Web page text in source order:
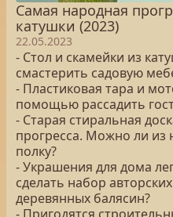
Самая народная
катушки (2023)
22.05.2023
- Стол и скамейки из
смастерить садовую
- Пластиковая тара и
помощью рассадить
- Старая стиральная
прогресса. Можно ли из
полку?
- Украшения для дома
сделать набор
деревянных балясин?